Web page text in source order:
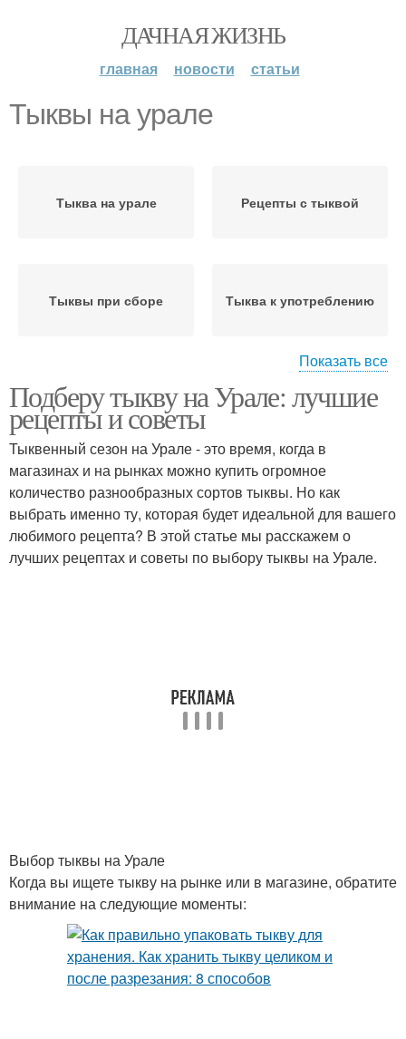
ДАЧНАЯ ЖИЗНЬ
главная новости статьи
Тыквы на урале
Тыква на урале Рецепты с тыквой
Тыквы при сборе Тыква к употреблению
Голосемянные тыквы Недозревшая тыква
Показать все
Подберу тыкву на Урале: лучшие
рецепты и советы
Тыквенный сезон на Урале - это время, когда в
магазинах и на рынках можно купить огромное
количество разнообразных сортов тыквы. Но как
выбрать именно ту, которая будет идеальной для вашего
любимого рецепта? В этой статье мы расскажем о
лучших рецептах и советы по выбору тыквы на Урале.
Выбор тыквы на Урале
Когда вы ищете тыкву на рынке или в магазине, обратите
внимание на следующие моменты: